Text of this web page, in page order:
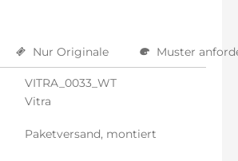
Nur Originale Muster
VITRA_0033_WT
Vitra
Paketversand, montiert